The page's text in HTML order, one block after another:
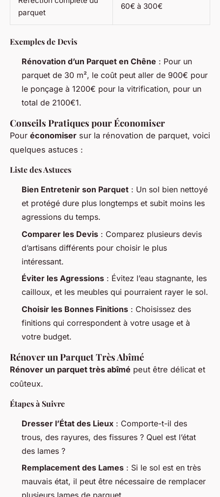
parquet
60€ à 300€
Exemples de Devis
Rénovation d’un Parquet en Chêne : Pour un
parquet de 30 m², le coût peut aller de 900€ pour
le ponçage à 1200€ pour la vitrification, pour un
total de 2100€1.
Conseils Pratiques pour Économiser
Pour économiser sur la rénovation de parquet, voici
quelques astuces :
Liste des Astuces
Bien Entretenir son Parquet : Un sol bien nettoyé
et protégé dure plus longtemps et subit moins les
agressions du temps.
Comparer les Devis : Comparez plusieurs devis
d’artisans différents pour choisir le plus
intéressant.
Éviter les Agressions : Évitez l’eau stagnante, les
cailloux, et les meubles qui pourraient rayer le sol.
Choisir les Bonnes Finitions : Choisissez des
finitions qui correspondent à votre usage et à
votre budget.
Rénover un Parquet Très Abîmé
Rénover un parquet très abîmé peut être délicat et
coûteux.
Étapes à Suivre
Dresser l’État des Lieux : Comporte-t-il des
trous, des rayures, des fissures ? Quel est l’état
des lames ?
Remplacement des Lames : Si le sol est en très
mauvais état, il peut être nécessaire de remplacer
plusieurs lames de parquet.